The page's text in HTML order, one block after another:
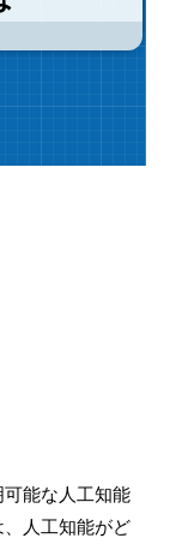
可能な人工知能
、人工知能がど